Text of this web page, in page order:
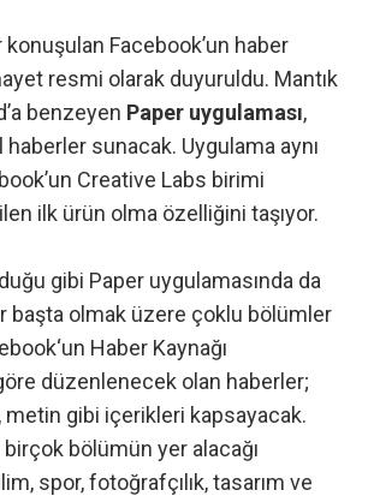
konuşulan Facebook’un haber
resmi olarak duyuruldu. Mantık
benzeyen Paper uygulaması,
haberler sunacak. Uygulama aynı
Creative Labs birimi
ilk ürün olma özelliğini taşıyor.
gibi Paper uygulamasında da
başta olmak üzere çoklu bölümler
‘un Haber Kaynağı
düzenlenecek olan haberler;
gibi içerikleri kapsayacak.
birçok bölümün yer alacağı
spor, fotoğrafçılık, tasarım ve